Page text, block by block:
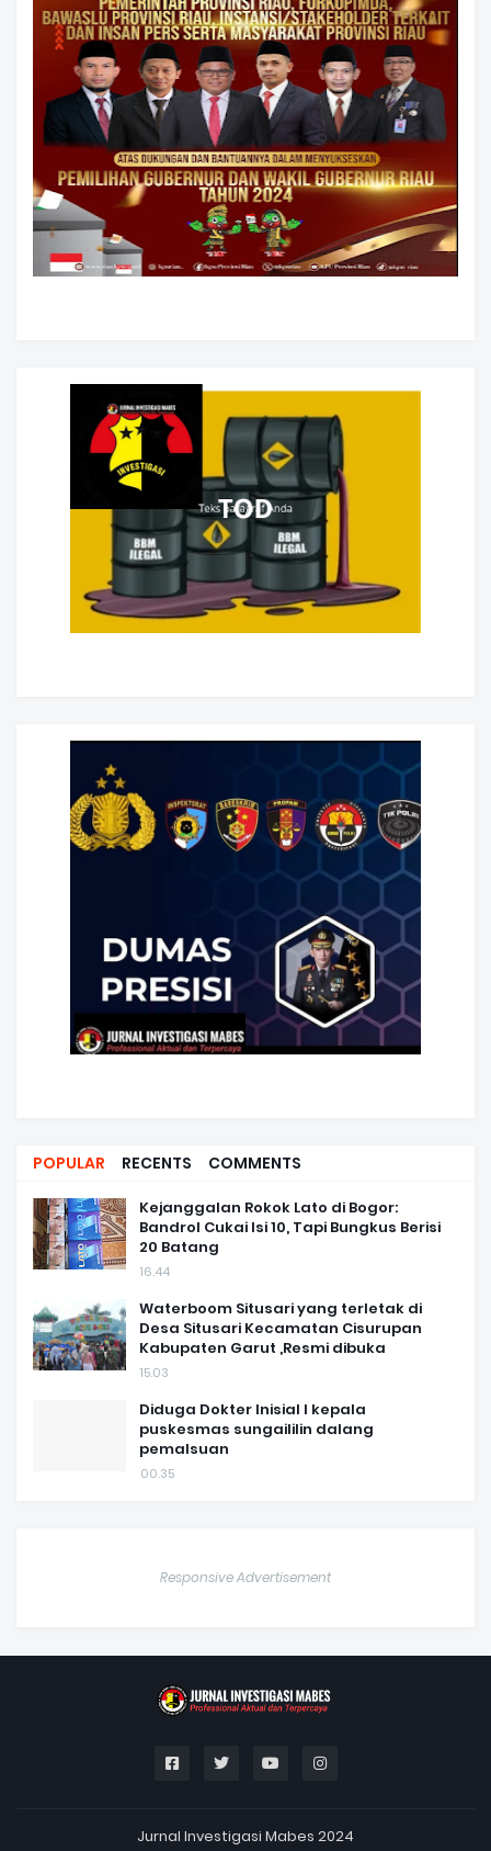
POPULAR RECENTS COMMENTS
Kejanggalan Rokok Lato di Bogor:
Bandrol Cukai Isi 10, Tapi Bungkus Berisi
20 Batang
16.44
Waterboom Situsari yang terletak di
Desa Situsari Kecamatan Cisurupan
Kabupaten Garut ,Resmi dibuka
15.03
Diduga Dokter Inisial I kepala
puskesmas sungaililin dalang
pemalsuan
00.35
Responsive Advertisement
Jurnal Investigasi Mabes 2024